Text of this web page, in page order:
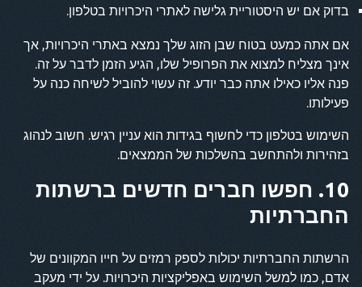
בדוק אם יש היסטוריית גלישה לאתרי היכרויות בטלפון.
אם אתה כמעט בטוח שבן הזוג שלך נמצא באתרי היכרויות, אך
אינך מצליח למצוא את הפרופיל שלו, הגיע הזמן לדבר על זה.
פנה אליו כאילו אתה כבר יודע. זה עשוי להוביל לשיחה כנה על
פעילותו.
השימוש בטלפון כדי לחשוף בגידות הוא עניין רגיש. חשוב לנהוג
בזהירות ולהתחשב בהשלכות של הממצאים.
10. חפשו חברים חדשים ברשתות
החברתיות
הרשתות החברתיות יכולות לספק רמזים על חייו המקוונים של
אדם, כמו למשל השימוש באפליקציות היכרויות. על ידי מעקב